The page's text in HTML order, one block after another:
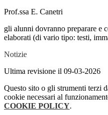
Prof.ssa E. Canetri
gli alunni dovranno preparare e
elaborati (di vario tipo: testi,
Notizie
Ultima revisione il 09-03-2026
Questo sito o gli strumenti terzi
cookie necessari al
COOKIE POLICY.